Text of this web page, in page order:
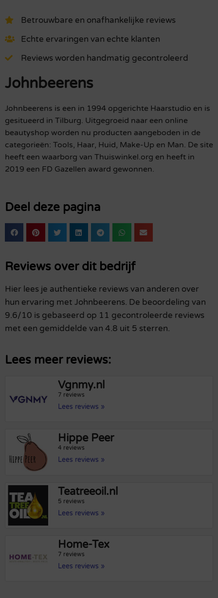
Betrouwbare en onafhankelijke reviews
Echte ervaringen van echte klanten
Reviews worden handmatig gecontroleerd
Johnbeerens
Johnbeerens is een in 1994 opgerichte Haarstudio en is
gesitueerd in Tilburg. Uitgegroeid naar een online
beautyshop worden nu producten aangeboden in de
categorieën: Tools, Haar, Huid, Make-Up en Man. De site
heeft een waarborg van Thuiswinkel.org en heeft in
2019 een FD Gazellen award gewonnen.
Deel deze pagina
Reviews over dit bedrijf
Hier lees je authentieke reviews van anderen over
hun ervaring met Johnbeerens. De beoordeling van
9.6/10 is gebaseerd op 11 gecontroleerde reviews
met een gemiddelde van 4.8 uit 5 sterren.
Lees meer reviews:
Vgnmy.nl
7 reviews
Lees reviews »
Hippe Peer
4 reviews
Lees reviews »
Teatreeoil.nl
5 reviews
Lees reviews »
Home-Tex
7 reviews
Lees reviews »